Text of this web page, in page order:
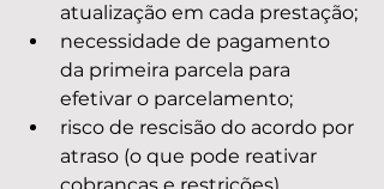
atualização em cada prestação;
necessidade de pagamento
da primeira parcela para
efetivar o parcelamento;
risco de rescisão do acordo por
atraso (o que pode reativar